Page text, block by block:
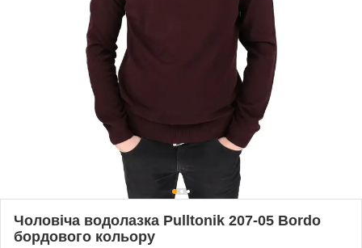
Чоловіча водолазка Pulltonik 207-05 Bordo
бордового кольору